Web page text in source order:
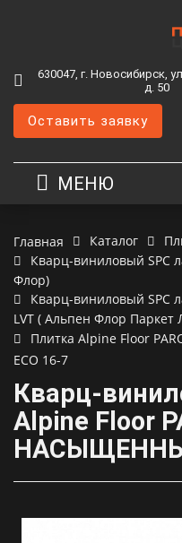
630047, г. Новосибирск,
д. 50
Оставить заявку
МЕНЮ
Главная Каталог
Кварц-виниловый SPC
Флор)
Кварц-виниловый SPC
LVT ( Альпен Флор Паркет
Плитка Alpine Floor
ЕСО 16-7
Кварц-
Alpine Floor